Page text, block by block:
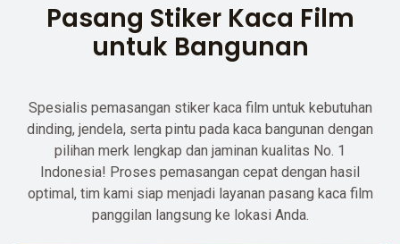
Pasang Stiker Kaca Film
untuk Bangunan
Spesialis pemasangan stiker kaca film untuk kebutuhan
dinding, jendela, serta pintu pada kaca bangunan dengan
pilihan merk lengkap dan jaminan kualitas No. 1
Indonesia! Proses pemasangan cepat dengan hasil
optimal, tim kami siap menjadi layanan pasang kaca film
panggilan langsung ke lokasi Anda.